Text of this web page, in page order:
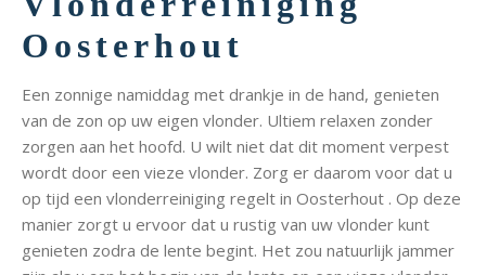
Oosterhout
Een zonnige namiddag met drankje in de hand, genieten
van de zon op uw eigen vlonder. Ultiem relaxen zonder
zorgen aan het hoofd. U wilt niet dat dit moment verpest
wordt door een vieze vlonder. Zorg er daarom voor dat u
op tijd een vlonderreiniging regelt in Oosterhout . Op deze
manier zorgt u ervoor dat u rustig van uw vlonder kunt
genieten zodra de lente begint. Het zou natuurlijk jammer